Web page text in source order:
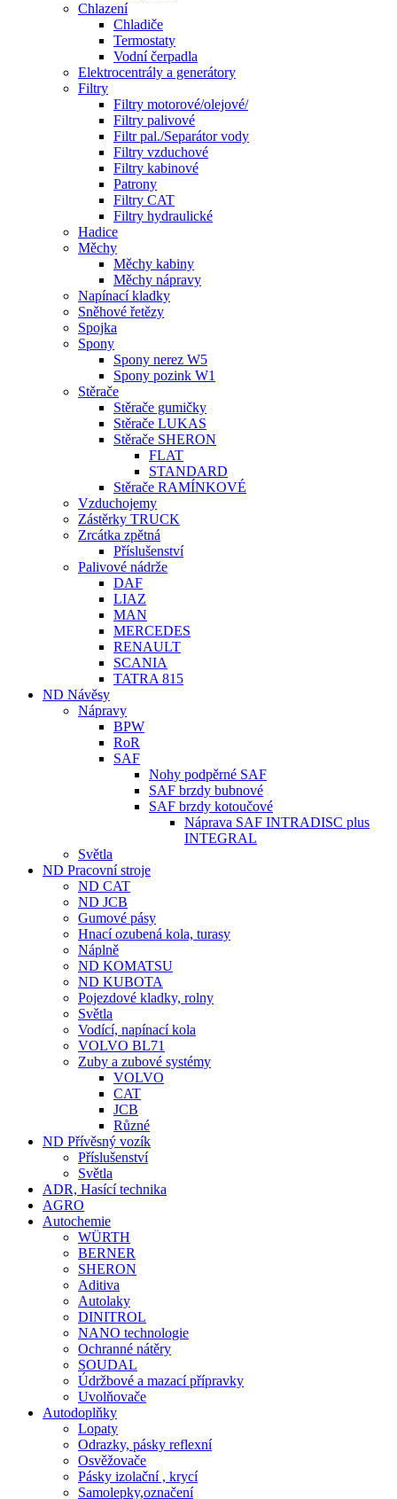
Chlazení
Chladiče
Termostaty
Vodní čerpadla
Elektrocentrály a generátory
Filtry
Filtry motorové/olejové/
Filtry palivové
Filtr pal./Separátor vody
Filtry vzduchové
Filtry kabinové
Patrony
Filtry CAT
Filtry hydraulické
Hadice
Měchy
Měchy kabiny
Měchy nápravy
Napínací kladky
Sněhové řetězy
Spojka
Spony
Spony nerez W5
Spony pozink W1
Stěrače
Stěrače gumičky
Stěrače LUKAS
Stěrače SHERON
FLAT
STANDARD
Stěrače RAMÍNKOVÉ
Vzduchojemy
Zástěrky TRUCK
Zrcátka zpětná
Příslušenství
Palivové nádrže
DAF
LIAZ
MAN
MERCEDES
RENAULT
SCANIA
TATRA 815
ND Návěsy
Nápravy
BPW
RoR
SAF
Nohy podpěrné SAF
SAF brzdy bubnové
SAF brzdy kotoučové
Náprava SAF INTRADISC plus
INTEGRAL
Světla
ND Pracovní stroje
ND CAT
ND JCB
Gumové pásy
Hnací ozubená kola, turasy
Náplně
ND KOMATSU
ND KUBOTA
Pojezdové kladky, rolny
Světla
Vodící, napínací kola
VOLVO BL71
Zuby a zubové systémy
VOLVO
CAT
JCB
Různé
ND Přívěsný vozík
Příslušenství
Světla
ADR, Hasící technika
AGRO
Autochemie
WÜRTH
BERNER
SHERON
Aditiva
Autolaky
DINITROL
NANO technologie
Ochranné nátěry
SOUDAL
Údržbové a mazací přípravky
Uvolňovače
Autodoplňky
Lopaty
Odrazky, pásky reflexní
Osvěžovače
Pásky izolační , krycí
Samolepky,označení